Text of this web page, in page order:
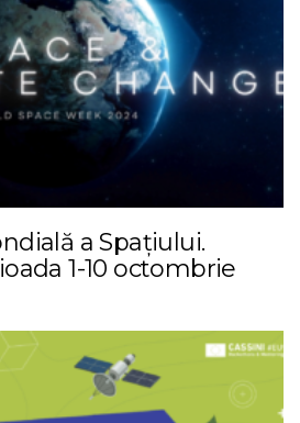
a Spațiului.
1-10 octombrie